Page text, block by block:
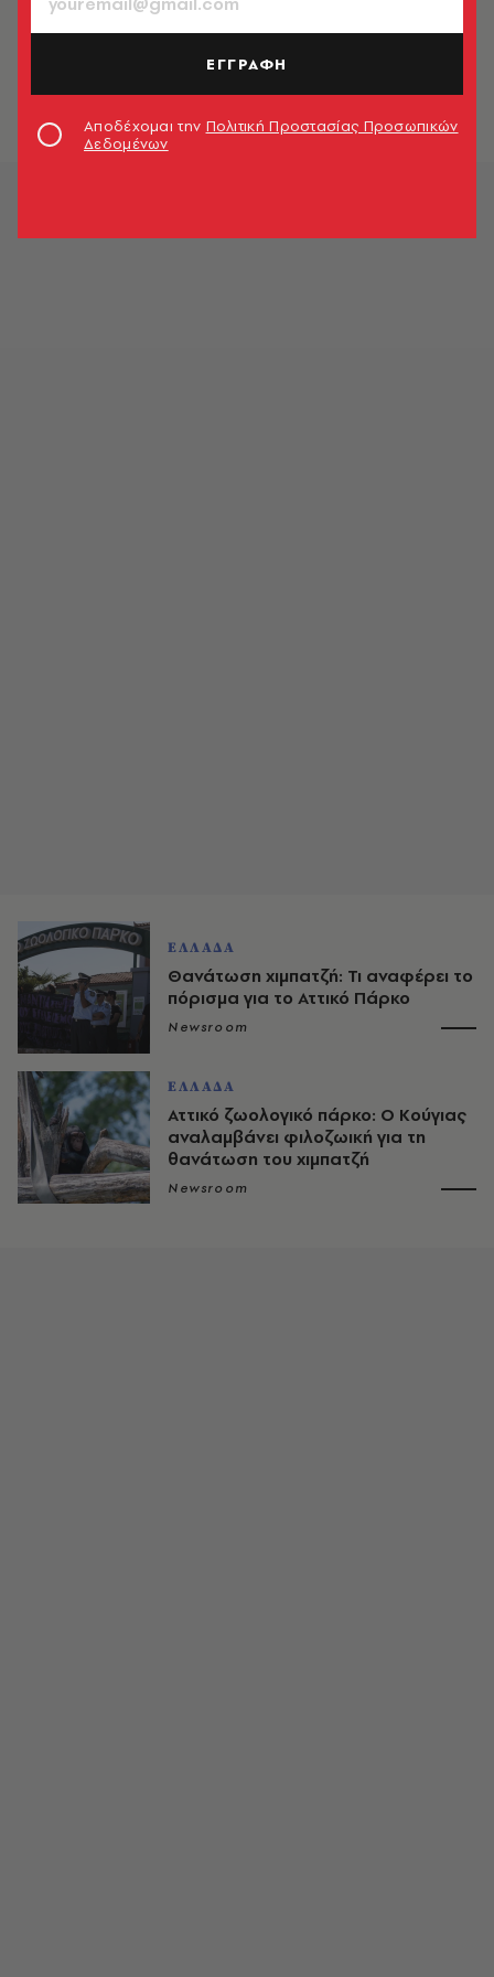
ΠΕΡΙΒΑΛΛΟΝ
Explainer: Γιατί μας πονάει τόσο η
φωτιά στον δρυμό της Δαδιάς;
Newsroom
ΕΛΛΑΔΑ
Θανάτωση χιμπατζή: Τι αναφέρει το
πόρισμα για το Αττικό Πάρκο
Newsroom
ΕΛΛΑΔΑ
Αττικό ζωολογικό πάρκο: Ο Κούγιας
αναλαμβάνει φιλοζωική για τη
θανάτωση του χιμπατζή
Newsroom
ΕΓΓΡΑΦΗ
Αποδέχομαι την Πολιτική Προστασίας Προσωπικών
Δεδομένων